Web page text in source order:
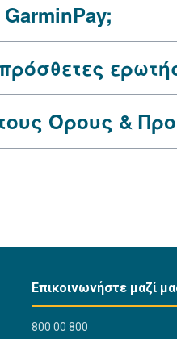
Όρους &
Επικοινωνήστε μαζί
800 00 800